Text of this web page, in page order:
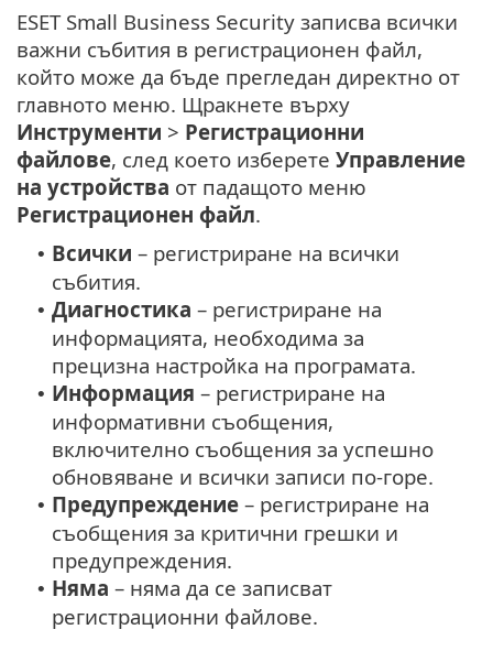
ESET Small Business Security записва всички
важни събития в регистрационен файл,
който може да бъде прегледан директно от
главното меню. Щракнете върху
Инструменти > Регистрационни
файлове, след което изберете Управление
на устройства от падащото меню
Регистрационен файл.
• Всички – регистриране на всички
събития.
• Диагностика – регистриране на
информацията, необходима за
прецизна настройка на програмата.
• Информация – регистриране на
информативни съобщения,
включително съобщения за успешно
обновяване и всички записи по-горе.
• Предупреждение – регистриране на
съобщения за критични грешки и
предупреждения.
• Няма – няма да се записват
регистрационни файлове.